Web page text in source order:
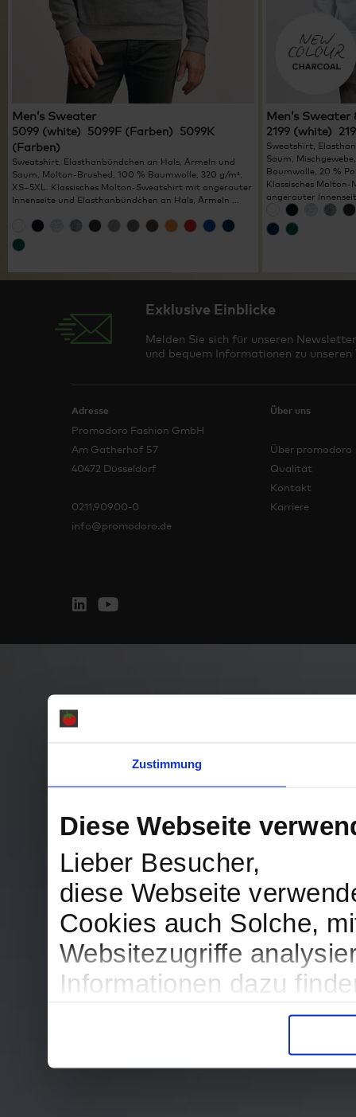
Zustimmung
Diese Webseite
Lieber Besucher,
diese Webseite
Cookies auch Solche,
Websitezugriffe
Informationen dazu
in der
finden die Erklärung in
Men’s Sweater
5099 (white) 5099F (Farben) 5099K
(Farben)
Sweatshirt, Elasthanbündchen an Hals, Ärmeln und
Saum, Molton-Brushed, 100 % Baumwolle, 320 g/m²,
XS–5XL. Klassisches Molton-Sweatshirt mit angerauter
Innenseite und Elasthanbündchen an Hals, Ärmeln ...
Men’s
2199 (white)
Sweatshirt,
Saum,
Baumwolle, 20 %
Klassisches
angerauter
Exklusive Einblicke
Melden Sie sich für unseren
und bequem Informationen zu
Adresse
Promodoro Fashion GmbH
Am Gatherhof 57
40472 Düsseldorf
0211.90900-0
info@promodoro.de
Über uns
Über promodoro
Qualität
Kontakt
Karriere